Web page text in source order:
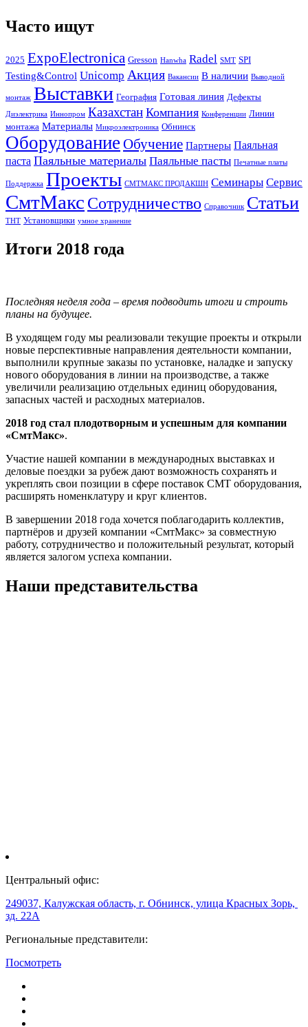
Часто ищут
2025 ExpoElectronica Gresson Hanwha Radel SMT SPI
Testing&Control Unicomp Акция Вакансии В наличии Выводной
монтаж Выставки География Готовая линия Дефекты
Диэлектрика Иннопром Казахстан Компания Конференции Линии
монтажа Материалы Микроэлектроника Обнинск
Оборудование Обучение Партнеры Паяльная
паста Паяльные материалы Паяльные пасты Печатные платы
Поддержка Проекты СМТМАКС ПРОДАКШН Семинары Сервис
СмтМакс Сотрудничество Справочник Статьи
ТНТ Установщики умное хранение
Итоги 2018 года
Последняя неделя года – время подводить итоги и строить
планы на будущее.
В уходящем году мы реализовали текущие проекты и открыли
новые перспективные направления деятельности компании,
выполнили крупные заказы по установке, наладке и запуску
нового оборудования в линии на производстве, а также
увеличили реализацию отдельных единиц оборудования,
запасных частей и расходных материалов.
2018 год стал плодотворным и успешным для компании
«СмтМакс».
Участие нашей компании в международных выставках и
деловые поездки за рубеж дают возможность сохранять и
укреплять свои позиции в сфере поставок СМТ оборудования,
расширять номенклатуру и круг клиентов.
В завершении 2018 года хочется поблагодарить коллектив,
партнёров и друзей компании «СмтМакс» за совместную
работу, сотрудничество и положительный результат, который
является залогом успеха компании.
Наши представительства
Центральный офис:
249037, Калужская область, г. Обнинск, улица Красных Зорь,
зд. 22А
Региональные представители:
Посмотреть